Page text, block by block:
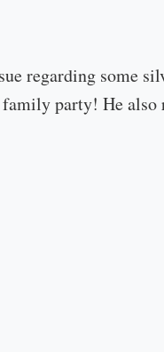
regarding some
party! He also